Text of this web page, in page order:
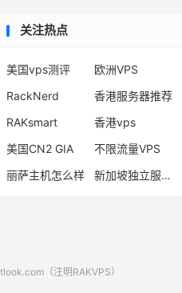
关注热点
美国vps测评 欧洲VPS
RackNerd
香港服务器推荐
RAKsmart
香港vps
美国CN2 GIA
不限流量VPS
丽萨主机怎么样
新加坡独立服务器
（注明RAKVPS）